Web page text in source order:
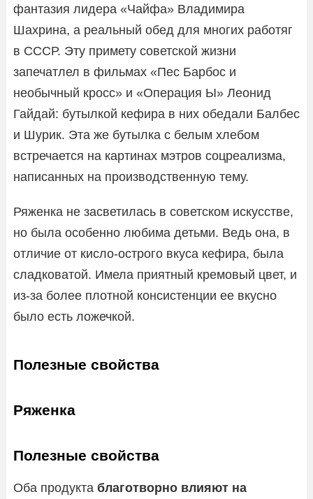
фантазия лидера «Чайфа» Владимира
Шахрина, а реальный обед для многих работяг
в СССР. Эту примету советской жизни
запечатлел в фильмах «Пес Барбос и
необычный кросс» и «Операция Ы» Леонид
Гайдай: бутылкой кефира в них обедали Балбес
и Шурик. Эта же бутылка с белым хлебом
встречается на картинах мэтров соцреализма,
написанных на производственную тему.
Ряженка не засветилась в советском искусстве,
но была особенно любима детьми. Ведь она, в
отличие от кисло-острого вкуса кефира, была
сладковатой. Имела приятный кремовый цвет, и
из-за более плотной консистенции ее вкусно
было есть ложечкой.
Полезные свойства
Ряженка
Полезные свойства
Оба продукта благотворно влияют на